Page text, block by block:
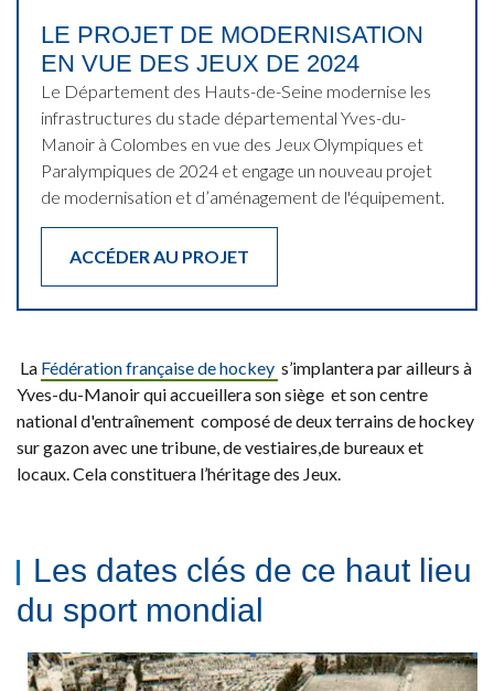
LE PROJET DE MODERNISATION
EN VUE DES JEUX DE 2024
Le Département des Hauts-de-Seine modernise les
infrastructures du stade départemental Yves-du-
Manoir à Colombes en vue des Jeux Olympiques et
Paralympiques de 2024 et engage un nouveau projet
de modernisation et d’aménagement de l'équipement.
ACCÉDER AU PROJET
La Fédération française de hockey s’implantera par ailleurs à
Yves-du-Manoir qui accueillera son siège et son centre
national d'entraînement composé de deux terrains de hockey
sur gazon avec une tribune, de vestiaires,de bureaux et
locaux. Cela constituera l’héritage des Jeux.
Les dates clés de ce haut lieu
du sport mondial